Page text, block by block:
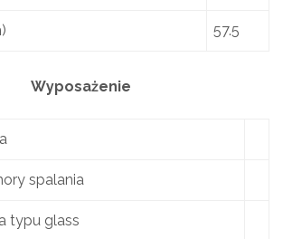
57.5
Wyposażenie
spalania
typu glass